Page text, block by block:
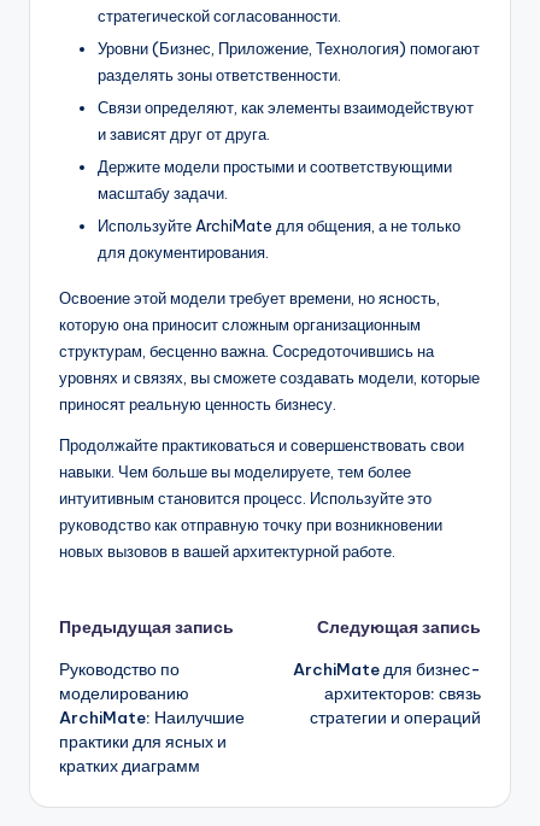
стратегической согласованности.
Уровни (Бизнес, Приложение, Технология) помогают
разделять зоны ответственности.
Связи определяют, как элементы взаимодействуют
и зависят друг от друга.
Держите модели простыми и соответствующими
масштабу задачи.
Используйте ArchiMate для общения, а не только
для документирования.
Освоение этой модели требует времени, но ясность,
которую она приносит сложным организационным
структурам, бесценно важна. Сосредоточившись на
уровнях и связях, вы сможете создавать модели, которые
приносят реальную ценность бизнесу.
Продолжайте практиковаться и совершенствовать свои
навыки. Чем больше вы моделируете, тем более
интуитивным становится процесс. Используйте это
руководство как отправную точку при возникновении
новых вызовов в вашей архитектурной работе.
Навигация
записи
Предыдущая запись
Руководство по
моделированию
ArchiMate: Наилучшие
практики для ясных и
кратких диаграмм
Следующая запись
ArchiMate для бизнес-
архитекторов: связь
стратегии и операций